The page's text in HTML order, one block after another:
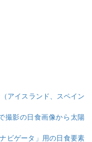
アイスランド、スペイン
撮影の日食画像から太陽
ビゲータ」用の日食要素